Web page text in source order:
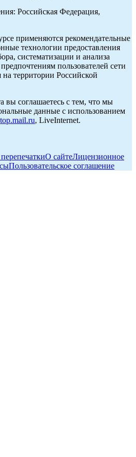
Российская Федерация,
применяются рекомендательные
технологии предоставления
систематизации и анализа
пользователей сети
территории Российской
вы соглашаетесь с тем, что мы
данные с использованием
top.mail.ru, LiveInternet.
О сайтеЛицензионное
Пользовательское соглашение